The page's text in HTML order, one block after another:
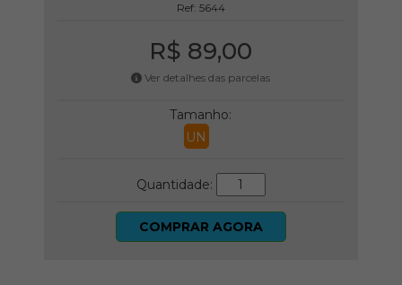
Ref: 5644
R$ 89,00
Ver detalhes das parcelas
Tamanho:
UN
Quantidade:
COMPRAR AGORA